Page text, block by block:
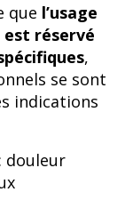
que l’usage
est réservé
,
se sont
indications
: douleur